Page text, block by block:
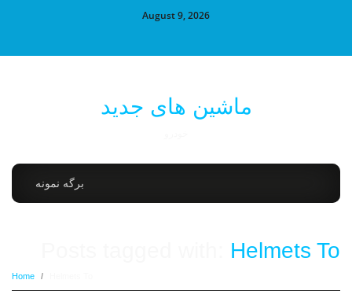
August 9, 2026
ماشین های جدید
برگه نمونه
Posts tagged with:Helmets To
Home